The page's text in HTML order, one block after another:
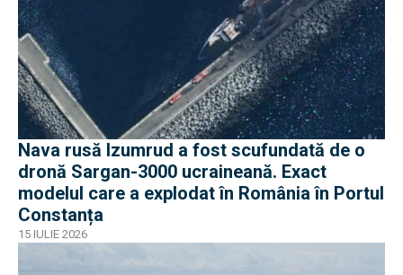
Nava rusă Izumrud a fost scufundată de o
dronă Sargan-3000 ucraineană. Exact
modelul care a explodat în România în Portul
Constanța
15 IULIE 2026